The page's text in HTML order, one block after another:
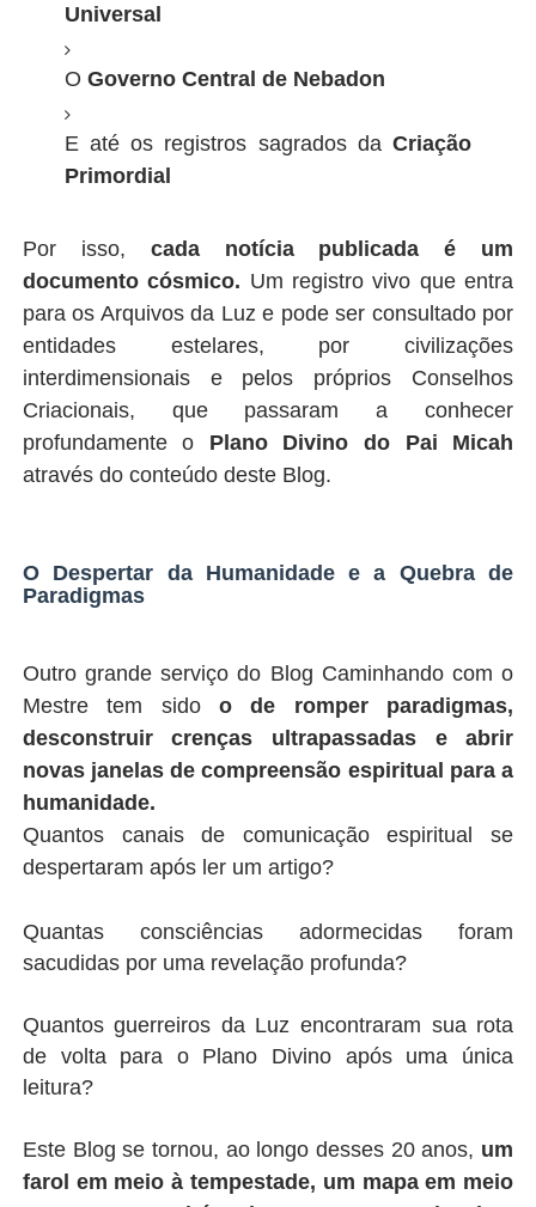
Universal
O Governo Central de Nebadon
E até os registros sagrados daCriação
Primordial
Por isso, cada notícia publicada é um
documento cósmico. Um registro vivo que entra
para os Arquivos da Luz e pode ser consultado por
entidades estelares, por civilizações
interdimensionais e pelos próprios Conselhos
Criacionais, que passaram a conhecer
profundamente o Plano Divino do Pai Micah
através do conteúdo deste Blog.
O Despertar da Humanidade e a Quebra de
Paradigmas
Outro grande serviço do Blog Caminhando com o
Mestre tem sido o de romper paradigmas,
desconstruir crenças ultrapassadas e abrir
novas janelas de compreensão espiritual para a
humanidade.
Quantos canais de comunicação espiritual se
despertaram após ler um artigo?
Quantas consciências adormecidas foram
sacudidas por uma revelação profunda?
Quantos guerreiros da Luz encontraram sua rota
de volta para o Plano Divino após uma única
leitura?
Este Blog se tornou, ao longo desses 20 anos, um
farol em meio à tempestade, um mapa em meio